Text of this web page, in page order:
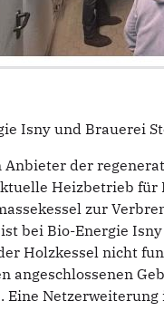
Isny und Brauerei
der
Heizbetrieb für
zur
bei Bio-Energie
Holzkessel nicht
angeschlossenen
Eine